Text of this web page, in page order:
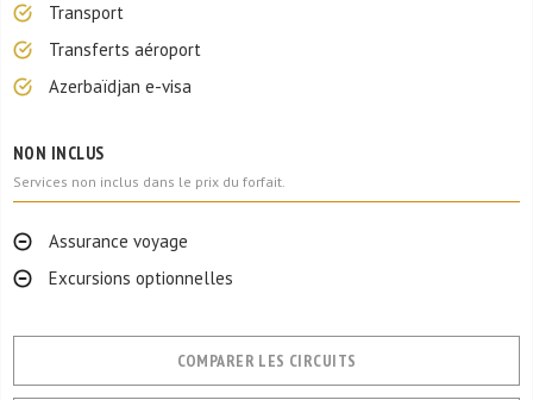
Transport
Transferts aéroport
Azerbaïdjan e-visa
NON INCLUS
Services non inclus dans le prix du forfait.
Assurance voyage
Excursions optionnelles
COMPARER LES CIRCUITS